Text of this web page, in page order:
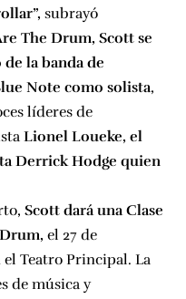
subrayó
The Drum, Scott se
la banda de
Note como solista,
líderes de
Lionel Loueke, el
Derrick Hodge quien
Scott dará una Clase
el 27 de
el Teatro Principal. La
de música y